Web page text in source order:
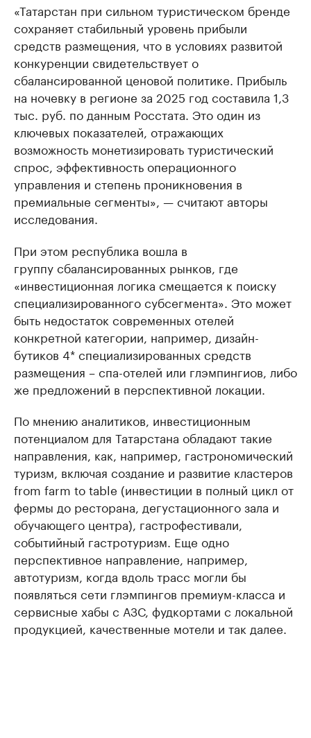
«Татарстан при сильном туристическом бренде
сохраняет стабильный уровень прибыли
средств размещения, что в условиях развитой
конкуренции свидетельствует о
сбалансированной ценовой политике. Прибыль
на ночевку в регионе за 2025 год составила 1,3
тыс. руб. по данным Росстата. Это один из
ключевых показателей, отражающих
возможность монетизировать туристический
спрос, эффективность операционного
управления и степень проникновения в
премиальные сегменты», — считают авторы
исследования.
При этом республика вошла в
группу сбалансированных рынков, где
«инвестиционная логика смещается к поиску
специализированного субсегмента». Это может
быть недостаток современных отелей
конкретной категории, например, дизайн-
бутиков 4* специализированных средств
размещения – спа-отелей или глэмпингиов, либо
же предложений в перспективной локации.
По мнению аналитиков, инвестиционным
потенциалом для Татарстана обладают такие
направления, как, например, гастрономический
туризм, включая создание и развитие кластеров
from farm to table (инвестиции в полный цикл от
фермы до ресторана, дегустационного зала и
обучающего центра), гастрофестивали,
событийный гастротуризм. Еще одно
перспективное направление, например,
автотуризм, когда вдоль трасс могли бы
появляться сети глэмпингов премиум-класса и
сервисные хабы с АЗС, фудкортами с локальной
продукцией, качественные мотели и так далее.